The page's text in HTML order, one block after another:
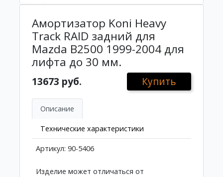
Амортизатор Koni Heavy
Track RAID задний для
Mazda B2500 1999-2004 для
лифта до 30 мм.
13673 руб. Купить
Описание
Технические характеристики
Артикул: 90-5406
Изделие может отличаться от